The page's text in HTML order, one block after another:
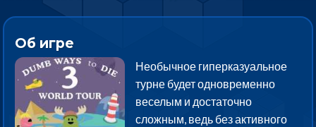
Об игре
Необычное гиперказуальное
турне будет одновременно
веселым и достаточно
сложным, ведь без активного